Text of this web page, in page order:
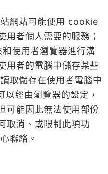
網站可能使用 cookie
用者個人需要的服務；
使用者瀏覽器進行溝
用者的電腦中儲存某些
取儲存在使用者電腦中
經由瀏覽器的設定，
可能因此無法使用部份
取消、或限制此項功
聯絡。